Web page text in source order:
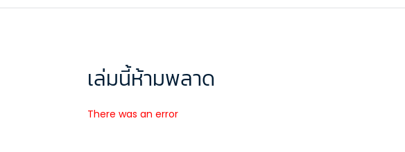
เล่มนี้ห้ามพลาด
There was an error